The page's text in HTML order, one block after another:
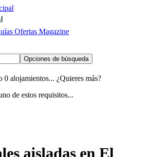
Ofertas Magazine
Opciones de búsqueda
0 alojamientos... ¿Quieres más?
de estos requisitos...
aisladas en El